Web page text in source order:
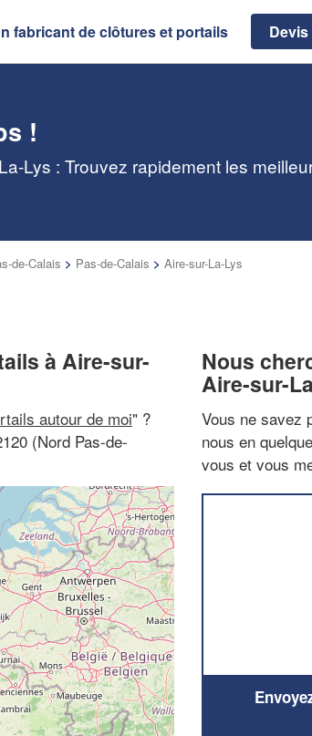
fabricant de clôtures et portails
!
Lys : Trouvez rapidement les
de-Calais > Pas-de-Calais > Aire-sur-La-Lys
à Aire-sur-
autour de moi" ?
(Nord Pas-de-
Nous
Aire-sur-
Vous ne savez
nous en
vous et vous